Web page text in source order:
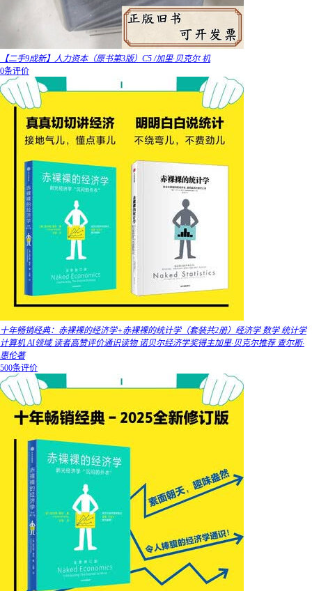
【二手9成新】人力资本（原书第3版）C5 /加里·贝克尔 机
0条评价
十年畅销经典：赤裸裸的经济学+赤裸裸的统计学（套装共2册）经济学 数学 统计学
计算机 AI领域 读者高赞评价通识读物 诺贝尔经济学奖得主加里·贝克尔推荐 查尔斯·
惠伦著
500条评价